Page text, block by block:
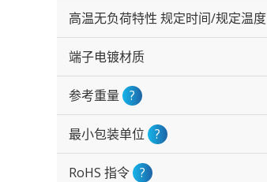
高温无负荷特性 规定时间/规定温度
端子电镀材质
参考重量 ?
最小包装单位 ?
RoHS 指令 ?